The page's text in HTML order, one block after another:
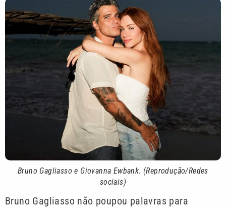
Bruno Gagliasso e Giovanna Ewbank. (Reprodução/Redes
sociais)
Bruno Gagliasso não poupou palavras para